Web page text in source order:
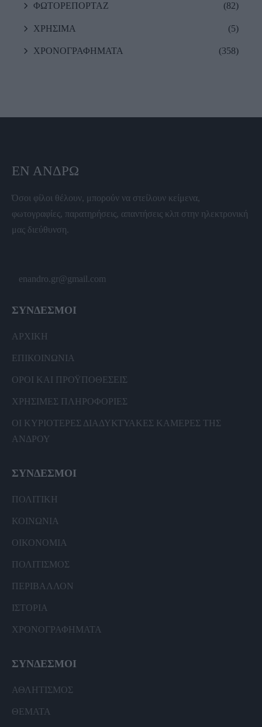
ΦΩΤΟΡΕΠΟΡΤΑΖ (82)
ΧΡΗΣΙΜΑ (5)
ΧΡΟΝΟΓΡΑΦΗΜΑΤΑ (358)
ΕΝ ΆΝΔΡΩ
Όσοι φίλοι θέλουν, μπορούν να στείλουν κείμενα,
φωτογραφίες, παρατηρήσεις, απαντήσεις κλπ στην ηλεκτρονική
μας διεύθυνση.
enandro.gr@gmail.com
ΣΥΝΔΕΣΜΟΙ
ΑΡΧΙΚΗ
ΕΠΙΚΟΙΝΩΝΙΑ
ΟΡΟΙ ΚΑΙ ΠΡΟΫΠΟΘΕΣΕΙΣ
ΧΡΗΣΙΜΕΣ ΠΛΗΡΟΦΟΡΙΕΣ
ΟΙ ΚΥΡΙΟΤΕΡΕΣ ΔΙΑΔΥΚΤΥΑΚΕΣ ΚΑΜΕΡΕΣ ΤΗΣ
ΑΝΔΡΟΥ
ΣΥΝΔΕΣΜΟΙ
ΠΟΛΙΤΙΚΗ
ΚΟΙΝΩΝΙΑ
ΟΙΚΟΝΟΜΙΑ
ΠΟΛΙΤΙΣΜΟΣ
ΠΕΡΙΒΑΛΛΟΝ
ΙΣΤΟΡΙΑ
ΧΡΟΝΟΓΡΑΦΗΜΑΤΑ
ΣΥΝΔΕΣΜΟΙ
ΑΘΛΗΤΙΣΜΟΣ
ΘΕΜΑΤΑ